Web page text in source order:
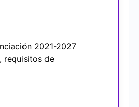
2021-2027
requisitos de